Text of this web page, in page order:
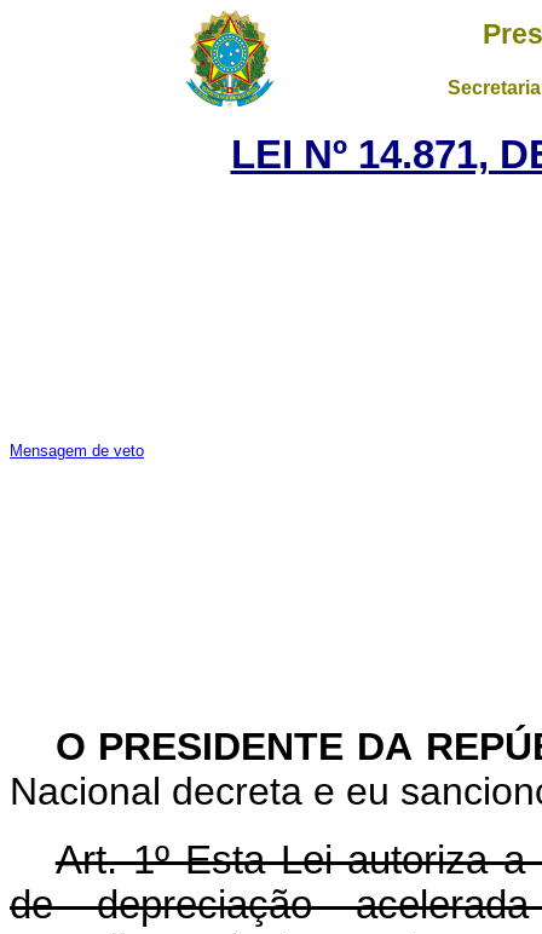
LEI Nº 14.871,
Mensagem de veto
O PRESIDENTE DA
Nacional decreta e eu
Art. 1º Esta Lei autoriza
de depreciação